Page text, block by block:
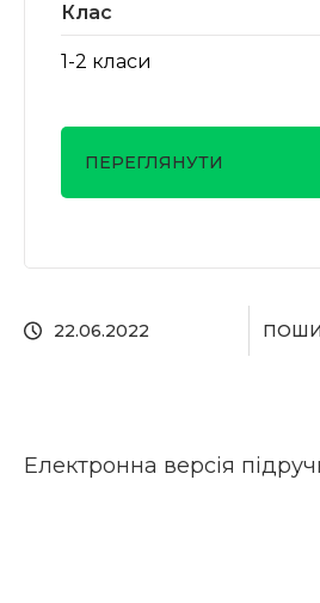
22.06.2022
Електронна версія
Клас
1-2 класи
ПЕРЕГЛЯНУТИ